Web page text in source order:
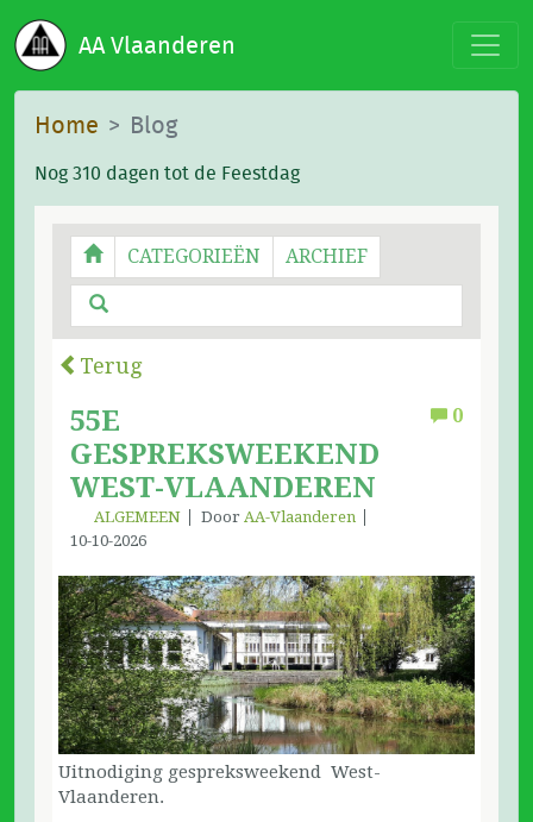
AA Vlaanderen
Home Blog
Nog 310 dagen tot de Feestdag
CATEGORIEËN ARCHIEF
Terug
0
55E
GESPREKSWEEKEND
WEST-VLAANDEREN
ALGEMEEN Door AA-Vlaanderen
10-10-2026
Uitnodiging gespreksweekend West-
Vlaanderen.